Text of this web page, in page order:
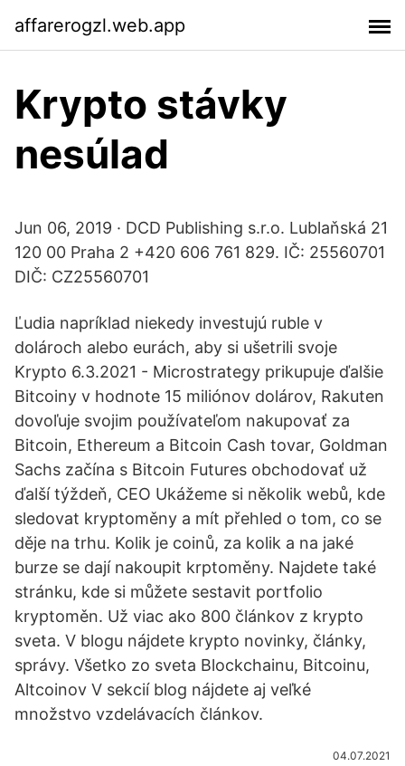
affarerogzl.web.app
Krypto stávky
nesúlad
Jun 06, 2019 · DCD Publishing s.r.o. Lublaňská 21
120 00 Praha 2 +420 606 761 829. IČ: 25560701
DIČ: CZ25560701
Ľudia napríklad niekedy investujú ruble v
dolároch alebo eurách, aby si ušetrili svoje
Krypto 6.3.2021 - Microstrategy prikupuje ďalšie
Bitcoiny v hodnote 15 miliónov dolárov, Rakuten
dovoľuje svojim používateľom nakupovať za
Bitcoin, Ethereum a Bitcoin Cash tovar, Goldman
Sachs začína s Bitcoin Futures obchodovať už
ďalší týždeň, CEO Ukážeme si několik webů, kde
sledovat kryptoměny a mít přehled o tom, co se
děje na trhu. Kolik je coinů, za kolik a na jaké
burze se dají nakoupit krptoměny. Najdete také
stránku, kde si můžete sestavit portfolio
kryptoměn. Už viac ako 800 článkov z krypto
sveta. V blogu nájdete krypto novinky, články,
správy. Všetko zo sveta Blockchainu, Bitcoinu,
Altcoinov V sekcií blog nájdete aj veľké
množstvo vzdelávacích článkov.
04.07.2021